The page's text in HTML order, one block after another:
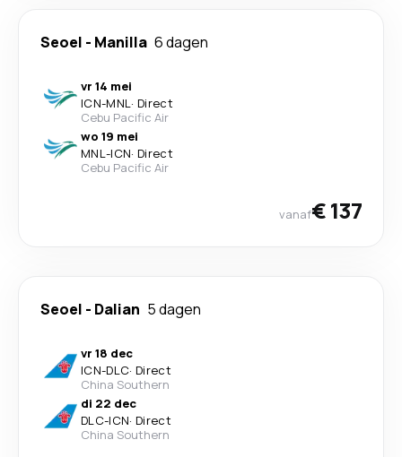
Seoel - Manilla 6 dagen
vr 14 mei
ICN-MNL· Direct
Cebu Pacific Air
wo 19 mei
MNL-ICN· Direct
Cebu Pacific Air
vanaf€ 137
Seoel - Dalian 5 dagen
vr 18 dec
ICN-DLC· Direct
China Southern
di 22 dec
DLC-ICN· Direct
China Southern